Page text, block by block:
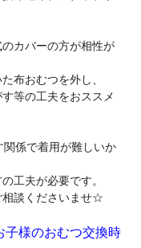
カバーの方が相性が
布おむつを外し、
等の工夫をおススメ
係で着用が難しいか
工夫が必要です。
相談くださいませ☆
子様のおむつ交換時